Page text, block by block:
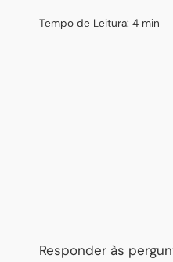
Tempo de Leitura: 4 min
Responder às